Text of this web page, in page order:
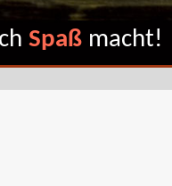
Spaß macht!